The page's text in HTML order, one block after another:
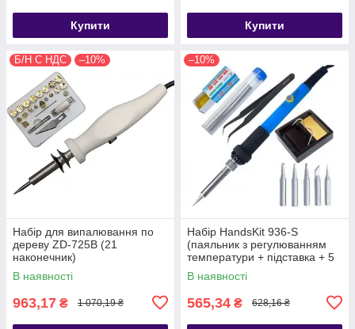
Купити Купити
Б/Н С НДС –10%
Набір для випалювання по
дереву ZD-725B (21
наконечник)
В наявності
963,17 ₴ 1 070,19 ₴
–10%
Набір HandsKit 936-S
(паяльник з регулюванням
температури + підставка + 5
наконечників + припій +
пінцет)
В наявності
565,34 ₴ 628,16 ₴